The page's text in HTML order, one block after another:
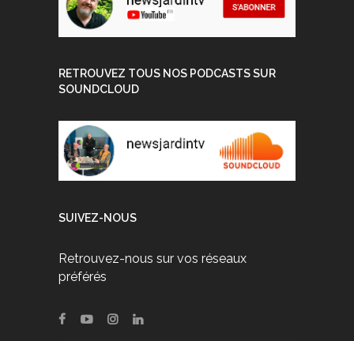
RETROUVEZ TOUS NOS PODCASTS SUR
SOUNDCLOUD
SUIVEZ-NOUS
Retrouvez-nous sur vos réseaux
préférés